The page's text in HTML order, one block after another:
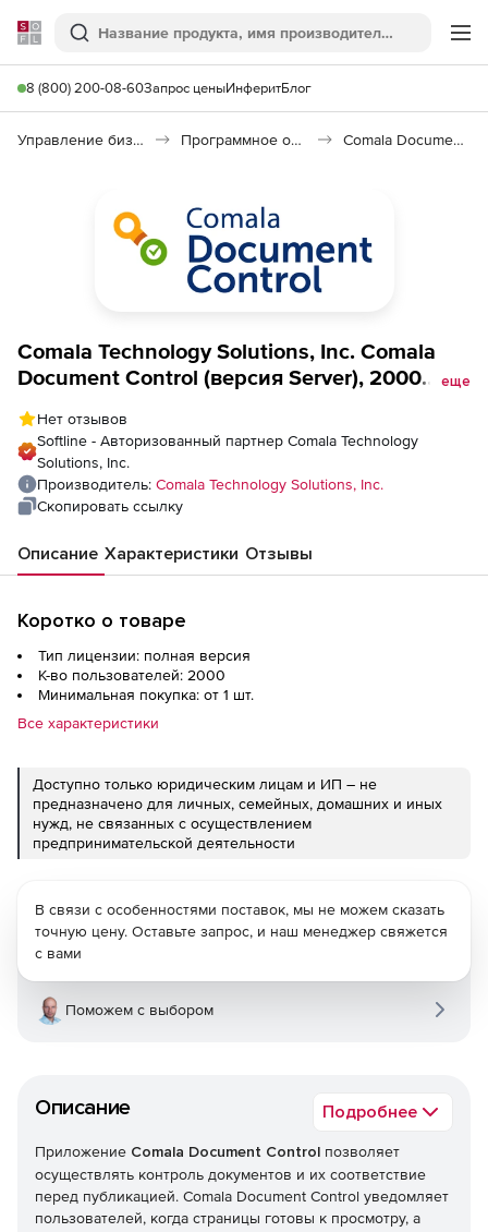
Softline
Поиск
8 (800) 200-08-60Запрос ценыИнферитБлог
Управление бизнесом, CRM/ERP Программное обеспечение для управления бизнесом Comala Document Control
Comala Technology Solutions, Inc. Comala
Document Control (версия Server), 2000
еще
Нет отзывов
Softline - Авторизованный партнер Comala Technology
Solutions, Inc.
Производитель: Comala Technology Solutions, Inc.
Скопировать ссылку
Описание Характеристики Отзывы
Коротко о товаре
Тип лицензии: полная версия
К-во пользователей: 2000
Минимальная покупка: от 1 шт.
Все характеристики
Доступно только юридическим лицам и ИП – не
предназначено для личных, семейных, домашних и иных
нужд, не связанных с осуществлением
предпринимательской деятельности
Описание Подробнее
Приложение Comala Document Control позволяет
осуществлять контроль документов и их соответствие
перед публикацией. Comala Document Control уведомляет
пользователей, когда страницы готовы к просмотру, а
В связи с особенностями поставок, мы не можем сказать
точную цену. Оставьте запрос, и наш менеджер свяжется
с вами
Поможем с выбором